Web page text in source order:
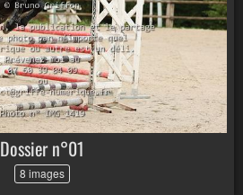
Dossier n°01
8 images